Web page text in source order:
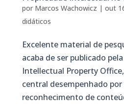
por Marcos Wachowicz | out
didáticos
Excelente material de
acaba de ser publicado
Intellectual Property
central desempenhado
reconhecimento de